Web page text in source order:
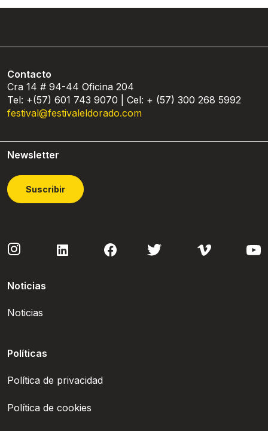
Contacto
Cra 14 # 94-44 Oficina 204
Tel: +(57) 601 743 9070 | Cel: + (57) 300 268 5992
festival@festivaleldorado.com
Newsletter
Suscribir
Noticias
Noticias
Políticas
Política de privacidad
Política de cookies